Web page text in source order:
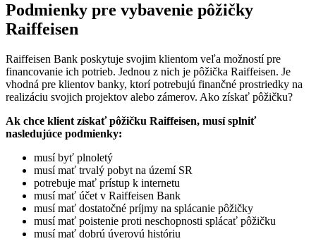
Podmienky pre vybavenie pôžičky
Raiffeisen
Raiffeisen Bank poskytuje svojim klientom veľa možností pre
financovanie ich potrieb. Jednou z nich je pôžička Raiffeisen. Je
vhodná pre klientov banky, ktorí potrebujú finančné prostriedky na
realizáciu svojich projektov alebo zámerov. Ako získať pôžičku?
Ak chce klient získať pôžičku Raiffeisen, musí splniť
nasledujúce podmienky:
musí byť plnoletý
musí mať trvalý pobyt na území SR
potrebuje mať prístup k internetu
musí mať účet v Raiffeisen Bank
musí mať dostatočné príjmy na splácanie pôžičky
musí mať poistenie proti neschopnosti splácať pôžičku
musí mať dobrú úverovú históriu